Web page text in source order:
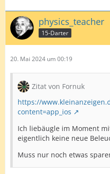
physics_teacher
15-Darter
20. Mai 2024 um 00:19
Zitat von Fornuk
https://
content=app_ios
Ich liebäugle im Moment
eigentlich keine neue
Muss nur noch etwas